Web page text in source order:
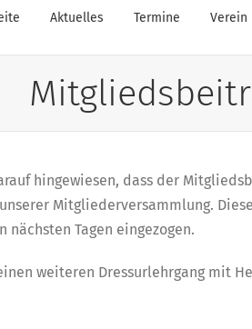
Aktuelles Termine Verein
hingewiesen, dass der
Mitgliederversammlung.
nächsten Tagen eingezogen.
weiteren Dressurlehrgang mit